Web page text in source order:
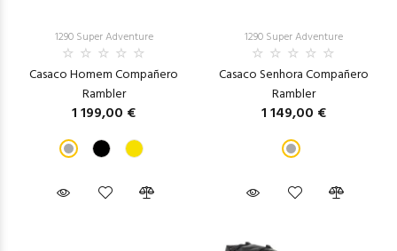
1290 Super Adventure
Casaco Homem Compañero
Rambler
1 199,00 €
1290 Super Adventure
Casaco Senhora Compañero
Rambler
1 149,00 €